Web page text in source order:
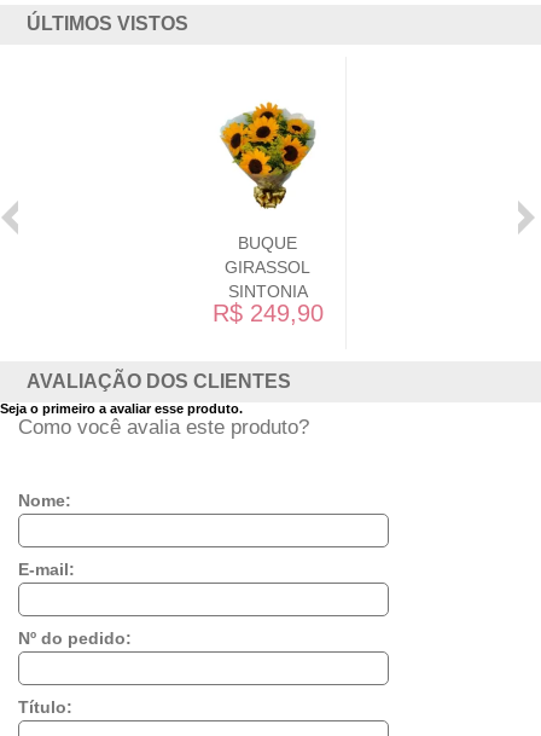
ÚLTIMOS VISTOS
BUQUE
GIRASSOL
SINTONIA
R$ 249,90
AVALIAÇÃO DOS CLIENTES
Seja o primeiro a avaliar esse produto.
Como você avalia este produto?
Nome:
E-mail:
Nº do pedido:
Título: